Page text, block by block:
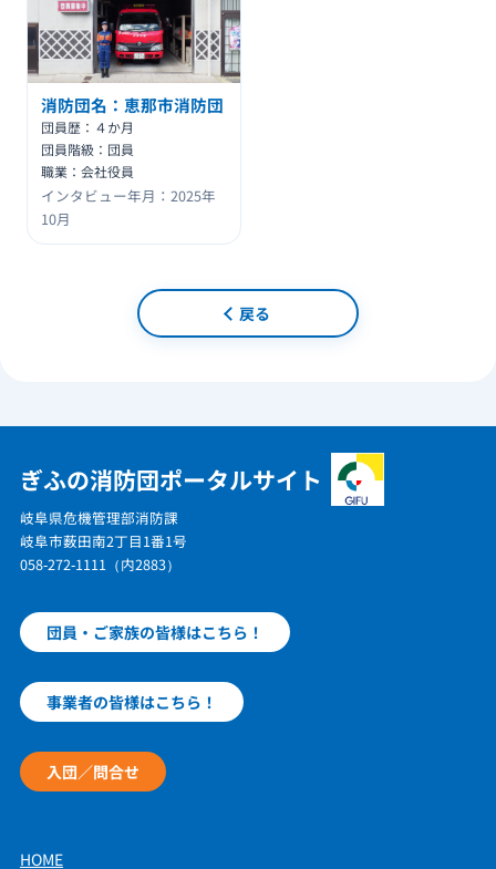
消防団名：恵那市消防団
団員歴：４か月
団員階級：団員
職業：会社役員
インタビュー年月：2025年
10月
戻る
ぎふの消防団ポータルサイト
岐阜県危機管理部消防課
岐阜市薮田南2丁目1番1号
058-272-1111（内2883）
団員・ご家族の皆様はこちら！
事業者の皆様はこちら！
入団／問合せ
HOME